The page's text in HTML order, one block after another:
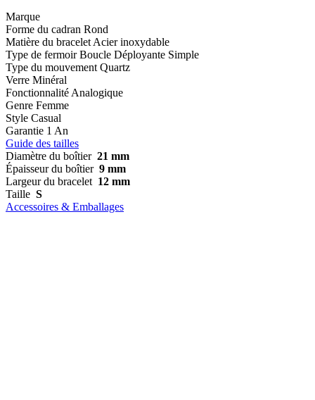
Marque
Forme du cadran Rond
Matière du bracelet Acier inoxydable
Type de fermoir Boucle Déployante Simple
Type du mouvement Quartz
Verre Minéral
Fonctionnalité Analogique
Genre Femme
Style Casual
Garantie 1 An
Guide des tailles
Diamètre du boîtier 21 mm
Épaisseur du boîtier 9 mm
Largeur du bracelet 12 mm
Taille S
Accessoires & Emballages